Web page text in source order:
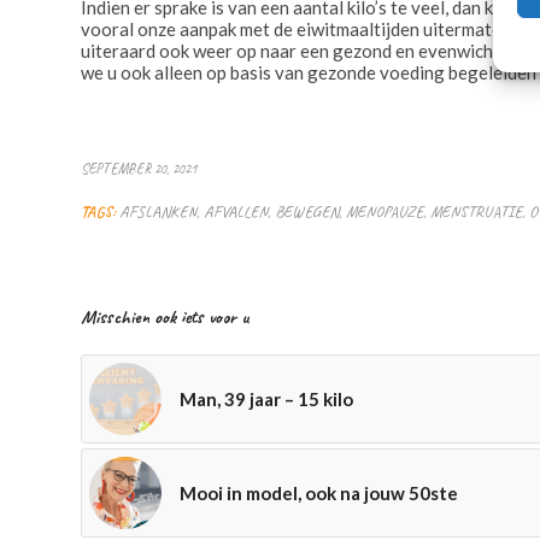
Indien er sprake is van een aantal kilo’s te veel, dan kunt
vooral onze aanpak met de eiwitmaaltijden uitermate
uiteraard ook weer op naar een gezond en evenwichtig
we u ook alleen op basis van gezonde voeding
SEPTEMBER 20, 2021
TAGS: AFSLANKEN, AFVALLEN, BEWEGEN, MENOPAUZE, MENSTRUATIE,
Misschien ook iets voor u
Man, 39 jaar – 15 kilo
Mooi in model, ook na jouw 50ste